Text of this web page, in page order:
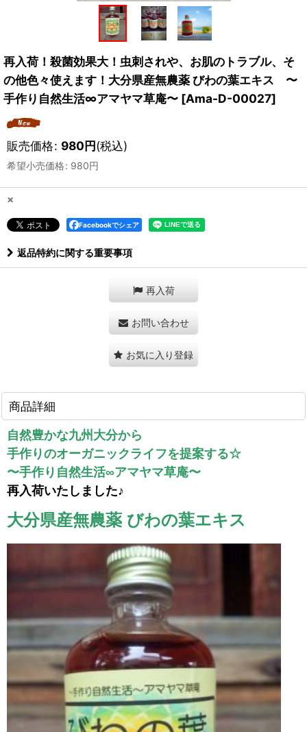
再入荷！殺菌効果大！虫刺されや、お肌のトラブル、そ
の他色々使えます！大分県産無農薬 びわの葉エキス 〜
手作り自然生活∞アマヤマ草庵〜 [Ama-D-00027]
販売価格: 980円(税込)
希望小売価格: 980円
×
Facebookでシェア
返品特約に関する重要事項
再入荷
お問い合わせ
お気に入り登録
商品詳細
自然豊かな九州大分から
手作りのオーガニックライフを提案する☆
〜手作り自然生活∞アマヤマ草庵〜
再入荷いたしました♪
大分県産無農薬 びわの葉エキス